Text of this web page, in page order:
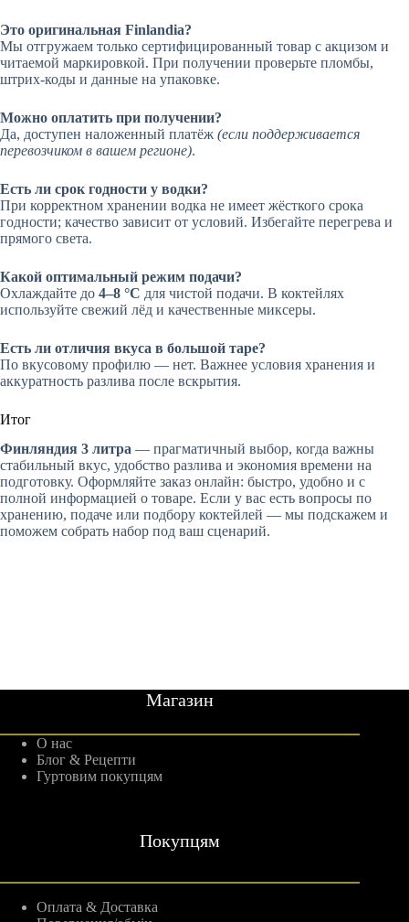
Это оригинальная Finlandia?
Мы отгружаем только сертифицированный товар с акцизом и
читаемой маркировкой. При получении проверьте пломбы,
штрих-коды и данные на упаковке.
Можно оплатить при получении?
Да, доступен наложенный платёж (если поддерживается
перевозчиком в вашем регионе).
Есть ли срок годности у водки?
При корректном хранении водка не имеет жёсткого срока
годности; качество зависит от условий. Избегайте перегрева и
прямого света.
Какой оптимальный режим подачи?
Охлаждайте до 4–8 °C для чистой подачи. В коктейлях
используйте свежий лёд и качественные миксеры.
Есть ли отличия вкуса в большой таре?
По вкусовому профилю — нет. Важнее условия хранения и
аккуратность разлива после вскрытия.
Итог
Финляндия 3 литра — прагматичный выбор, когда важны
стабильный вкус, удобство разлива и экономия времени на
подготовку. Оформляйте заказ онлайн: быстро, удобно и с
полной информацией о товаре. Если у вас есть вопросы по
хранению, подаче или подбору коктейлей — мы подскажем и
поможем собрать набор под ваш сценарий.
Магазин
О нас
Блог & Рецепти
Гуртовим покупцям
Покупцям
Оплата & Доставка